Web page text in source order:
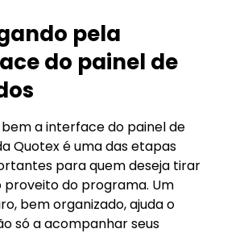
pela
do painel de
a interface do painel de
Quotex é uma das etapas
para quem deseja tirar
proveito do programa. Um
bem organizado, ajuda o
só a acompanhar seus